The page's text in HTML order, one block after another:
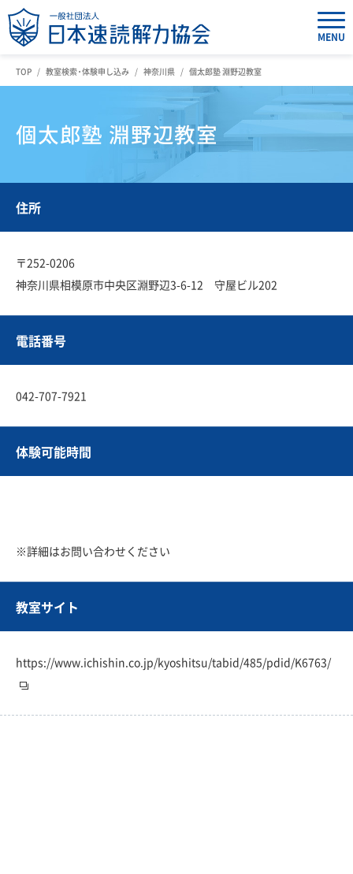
MENU
TOP 教室検索・体験申し込み 神奈川県 個太郎塾 淵野辺教室
個太郎塾 淵野辺教室
住所
〒252-0206
神奈川県相模原市中央区淵野辺3-6-12 守屋ビル202
電話番号
042-707-7921
体験可能時間
※詳細はお問い合わせください
教室サイト
https://www.ichishin.co.jp/kyoshitsu/tabid/485/pdid/K6763/